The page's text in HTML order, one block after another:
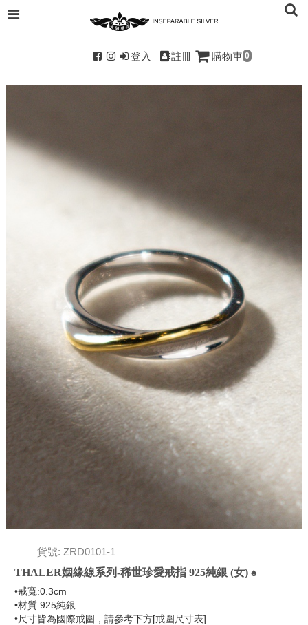
登入 註冊 購物車 0
貨號: ZRD0101-1
THALER姻緣線系列-稀世珍愛戒指 925純銀 (女) ♠
•戒寬:0.3cm
•材質:925純銀
•尺寸皆為國際戒圍，請參考下方[戒圍尺寸表]